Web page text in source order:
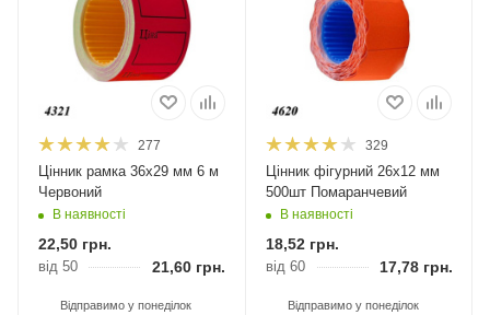
277
Цінник рамка 36х29 мм 6 м
Червоний
В наявності
22,50 грн.
від 50 21,60 грн.
Відправимо у понеділок
329
Цінник фігурний 26х12 мм
500шт Помаранчевий
В наявності
18,52грн.
від 60 17,78грн.
Відправимо у понеділок